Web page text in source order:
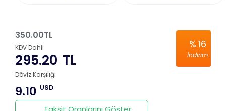
% 16
İndirim
350.00TL
295.20 TL
KDV Dahil
Döviz Karşılığı
9.10 USD